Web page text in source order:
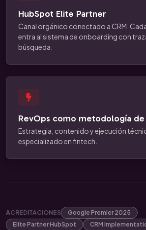
HubSpot Elite Partner
Canal orgánico conectado a CRM.
entra al sistema de onboarding con
búsqueda.
RevOps como metodología de
Estrategia, contenido y ejecución
especializado en fintech.
ACREDITACIONES
Google Premier 2025
Elite Partner HubSpot
CRM